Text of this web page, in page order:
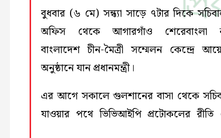
বুধবার (৬ মে) সন্ধ্যা সাড়ে ৭টার দিকে
অফিস থেকে আগারগাঁও শেরেবাংলা
বাংলাদেশ চীন-মৈত্রী সম্মেলন কেন্দ্রে
অনুষ্ঠানে যান প্রধানমন্ত্রী।
এর আগে সকালে গুলশানের বাসা থেকে
যাওয়ার পথে ভিভিআইপি প্রটোকলের রীতি